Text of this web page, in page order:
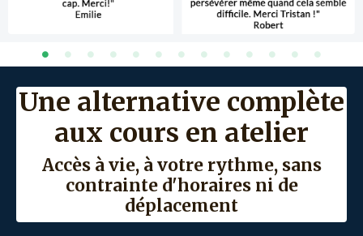
Une alternative complète
aux cours en atelier
Accès à vie, à votre rythme, sans
contrainte d'horaires ni de
déplacement